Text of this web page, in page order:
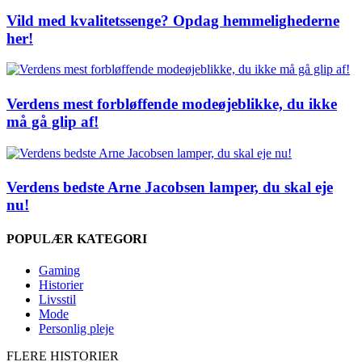
Vild med kvalitetssenge? Opdag hemmelighederne
her!
Verdens mest forbløffende modeøjeblikke, du ikke
må gå glip af!
Verdens bedste Arne Jacobsen lamper, du skal eje
nu!
POPULÆR KATEGORI
Gaming
Historier
Livsstil
Mode
Personlig pleje
FLERE HISTORIER